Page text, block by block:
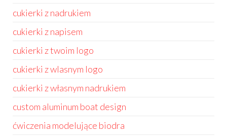
cukierki z nadrukiem
cukierki z napisem
cukierki z twoim logo
cukierki z wlasnym logo
cukierki z własnym nadrukiem
custom aluminum boat design
ćwiczenia modelujące biodra